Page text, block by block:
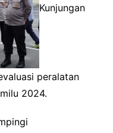
Kunjungan
peralatan
2024.